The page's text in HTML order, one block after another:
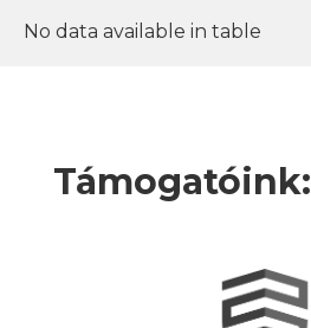
No data available in table
Támogatóink: